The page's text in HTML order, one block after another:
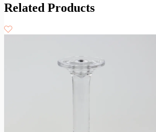
Related Products